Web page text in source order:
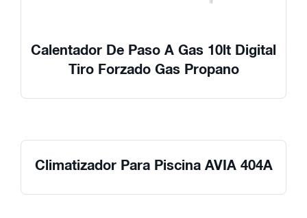
Calentador De Paso A Gas 10lt Digital
Tiro Forzado Gas Propano
Climatizador Para Piscina AVIA 404A